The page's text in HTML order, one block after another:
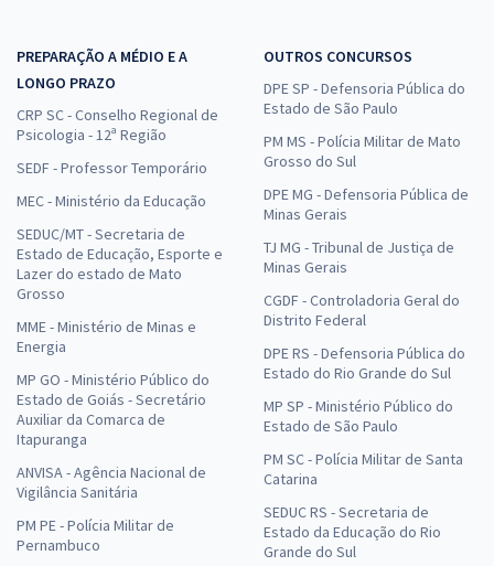
PREPARAÇÃO A MÉDIO E A
LONGO PRAZO
CRP SC - Conselho Regional de
Psicologia - 12ª Região
SEDF - Professor Temporário
MEC - Ministério da Educação
SEDUC/MT - Secretaria de
Estado de Educação, Esporte e
Lazer do estado de Mato
Grosso
MME - Ministério de Minas e
Energia
MP GO - Ministério Público do
Estado de Goiás - Secretário
Auxiliar da Comarca de
Itapuranga
ANVISA - Agência Nacional de
Vigilância Sanitária
PM PE - Polícia Militar de
Pernambuco
OUTROS CONCURSOS
DPE SP - Defensoria Pública do
Estado de São Paulo
PM MS - Polícia Militar de Mato
Grosso do Sul
DPE MG - Defensoria Pública de
Minas Gerais
TJ MG - Tribunal de Justiça de
Minas Gerais
CGDF - Controladoria Geral do
Distrito Federal
DPE RS - Defensoria Pública do
Estado do Rio Grande do Sul
MP SP - Ministério Público do
Estado de São Paulo
PM SC - Polícia Militar de Santa
Catarina
SEDUC RS - Secretaria de
Estado da Educação do Rio
Grande do Sul